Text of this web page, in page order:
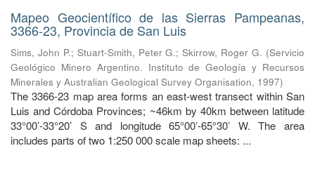
Mapeo Geocientífico de las Sierras Pampeanas,
3366-23, Provincia de San Luis
Sims, John P.; Stuart-Smith, Peter G.;Skirrow, Roger G. (Servicio
Geológico Minero Argentino. Instituto de Geología y Recursos
Minerales y Australian Geological Survey Organisation, 1997)
The 3366-23 map area forms an east-west transect within San
Luis and Córdoba Provinces; ~46km by 40km between latitude
33°00’-33°20’ S and longitude 65°00’-65°30’ W. The area
includes parts of two 1:250 000 scale map sheets: ...